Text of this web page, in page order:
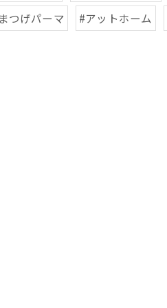
つげパーマ #アットホーム